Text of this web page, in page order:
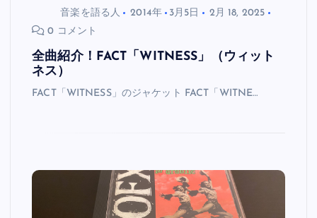
音楽を語る人 2014年 3月5日
2月 18, 2025
0 コメント
全曲紹介！FACT「WITNESS」（ウィット
ネス）
FACT「WITNESS」のジャケット FACT「WITNE…